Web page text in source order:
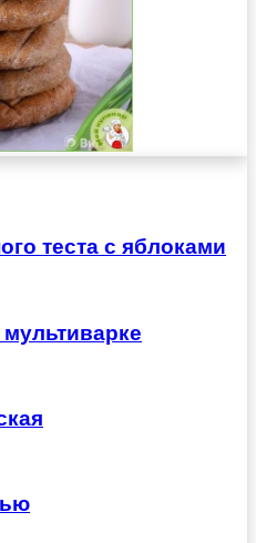
теста с яблоками